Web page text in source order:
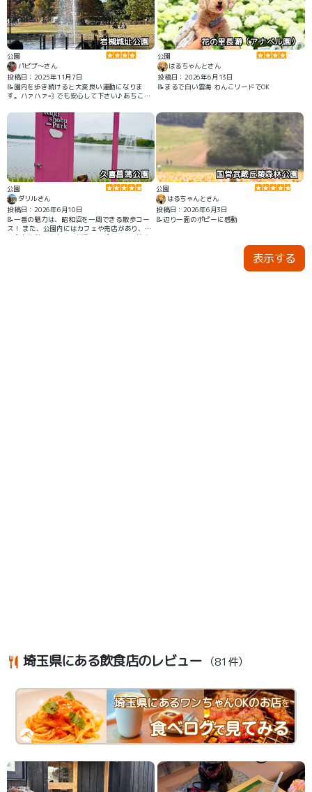
岩槻城址公園
公園
パピプ〜さん
投稿日：2025年11月7日
📝園内を歩き続けると大変良い運動になりま
す。ハァハァ💨 でも安心して下さい♪ あちこち
『早く行こうよ！』って中々休憩させてもらえ
ず、いつも引きずられている飼い主ですが💦 遊
具なども沢山あってお子様も遊びながら、わん
ちゃんとのお散歩も楽しいです。 昔走ってた特
急？が置かれてます。 乗ったらタイムスリップ
花の里長瀞（アナベル園）
公園
はるちゃんとさん
投稿日：2026年6月13日
📝まるで白い雲海 わんこリードでOK
久喜菖蒲公園
公園
ダリルさん
投稿日：2026年6月10日
📝一番の魅力は、昭和沼を一周できる散歩コー
ス！ また、公園内にはカフェや売店があり、飼
い主も休憩しやすいのが嬉しいポイント☕️ 散歩
国営武蔵丘陵森林公園
公園
はるちゃんとさん
投稿日：2026年6月3日
📝辺り一面のポピーに感動
表示する
埼玉県にある飲食店のレビュー （81件）
埼玉県にあるワンちゃんOKのお店を